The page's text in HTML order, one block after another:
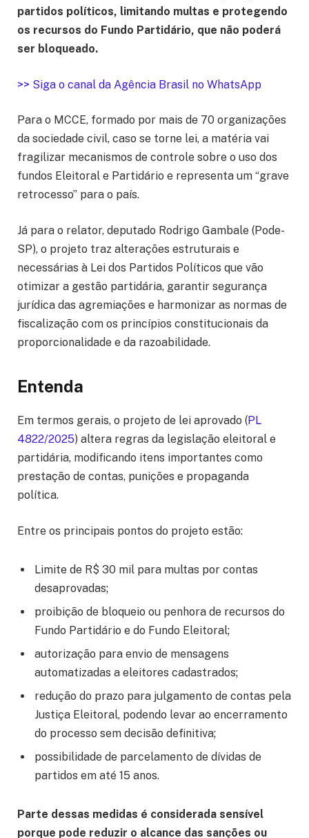
partidos políticos, limitando multas e protegendo
os recursos do Fundo Partidário, que não poderá
ser bloqueado.
>> Siga o canal da Agência Brasil no WhatsApp
Para o MCCE, formado por mais de 70 organizações
da sociedade civil, caso se torne lei, a matéria vai
fragilizar mecanismos de controle sobre o uso dos
fundos Eleitoral e Partidário e representa um “grave
retrocesso” para o país.
Já para o relator, deputado Rodrigo Gambale (Pode-
SP), o projeto traz alterações estruturais e
necessárias à Lei dos Partidos Políticos que vão
otimizar a gestão partidária, garantir segurança
jurídica das agremiações e harmonizar as normas de
fiscalização com os princípios constitucionais da
proporcionalidade e da razoabilidade.
Entenda
Em termos gerais, o projeto de lei aprovado (PL
4822/2025) altera regras da legislação eleitoral e
partidária, modificando itens importantes como
prestação de contas, punições e propaganda
política.
Entre os principais pontos do projeto estão:
Limite de R$ 30 mil para multas por contas
desaprovadas;
proibição de bloqueio ou penhora de recursos do
Fundo Partidário e do Fundo Eleitoral;
autorização para envio de mensagens
automatizadas a eleitores cadastrados;
redução do prazo para julgamento de contas pela
Justiça Eleitoral, podendo levar ao encerramento
do processo sem decisão definitiva;
possibilidade de parcelamento de dívidas de
partidos em até 15 anos.
Parte dessas medidas é considerada sensível
porque pode reduzir o alcance das sanções ou